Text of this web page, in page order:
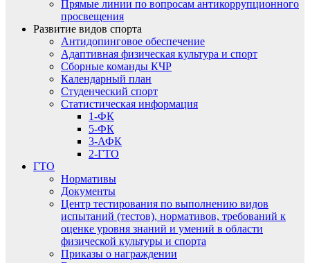
Прямые линии по вопросам антикоррупционного
просвещения
Развитие видов спорта
Антидопинговое обеспечение
Адаптивная физическая культура и спорт
Сборные команды КЧР
Календарный план
Студенческий спорт
Статистическая информация
1-ФК
5-ФК
3-АФК
2-ГТО
ГТО
Нормативы
Документы
Центр тестирования по выполнению видов
испытаний (тестов), нормативов, требований к
оценке уровня знаний и умений в области
физической культуры и спорта
Приказы о награждении